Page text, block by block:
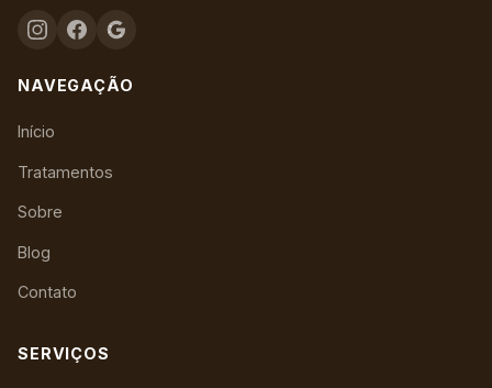
NAVEGAÇÃO
Início
Tratamentos
Sobre
Blog
Contato
SERVIÇOS